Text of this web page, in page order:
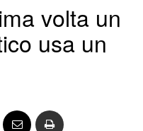
volta un
usa un